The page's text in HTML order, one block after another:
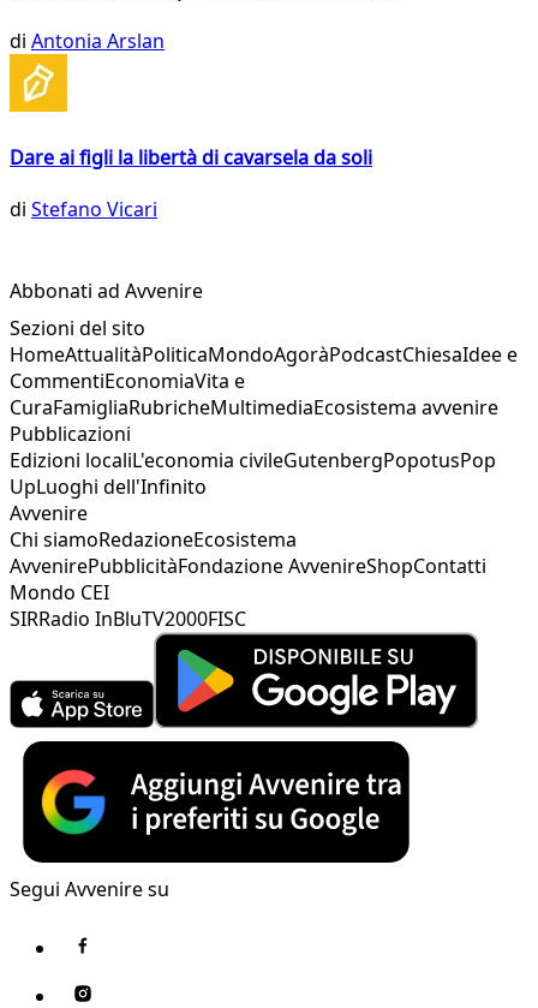
di Antonia Arslan
Dare ai figli la libertà di cavarsela da soli
di Stefano Vicari
Abbonati ad Avvenire
Sezioni del sito
HomeAttualitàPoliticaMondoAgoràPodcastChiesaIdee e
CommentiEconomiaVita e
CuraFamigliaRubricheMultimediaEcosistema avvenire
Pubblicazioni
Edizioni localiL'economia civileGutenbergPopotusPop
UpLuoghi dell'Infinito
Avvenire
Chi siamoRedazioneEcosistema
AvvenirePubblicitàFondazione AvvenireShopContatti
Mondo CEI
SIRRadio InBluTV2000FISC
Segui Avvenire su